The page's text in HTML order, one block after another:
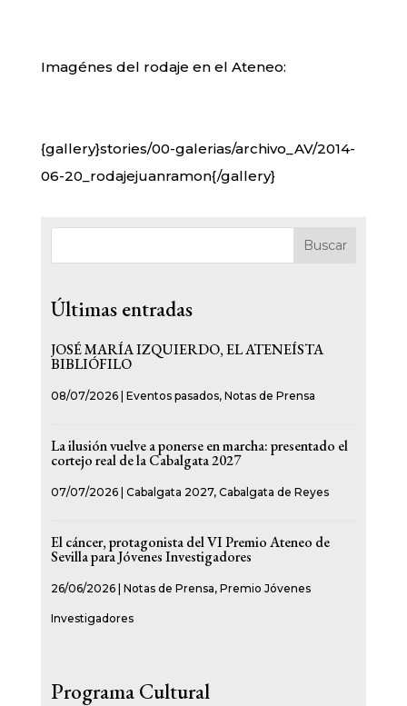
Imagénes del rodaje en el Ateneo:
{gallery}stories/00-galerias/archivo_AV/2014-
06-20_rodajejuanramon{/gallery}
Buscar
Últimas entradas
JOSÉ MARÍA IZQUIERDO, EL ATENEÍSTA
BIBLIÓFILO
08/07/2026| Eventos pasados, Notas de Prensa
La ilusión vuelve a ponerse en marcha: presentado el
cortejo real de la Cabalgata 2027
07/07/2026| Cabalgata 2027, Cabalgata de Reyes
El cáncer, protagonista del VI Premio Ateneo de
Sevilla para Jóvenes Investigadores
26/06/2026| Notas de Prensa, Premio Jóvenes
Investigadores
Programa Cultural